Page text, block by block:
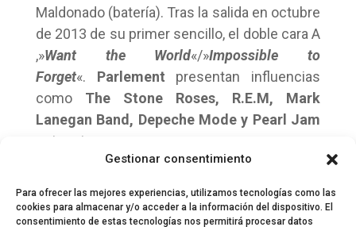
Gestionar consentimiento
Para ofrecer las mejores experiencias, utilizamos tecnologías como las
cookies para almacenar y/o acceder a la información del dispositivo. El
consentimiento de estas tecnologías nos permitirá procesar datos
Maldonado (batería). Tras la salida en octubre
de 2013 de su primer sencillo, el doble cara A
,»Want the World«/»Impossible to
Forget«. Parlement presentan influencias
como The Stone Roses, R.E.M, Mark
Lanegan Band, Depeche Mode y Pearl Jam
entre otras